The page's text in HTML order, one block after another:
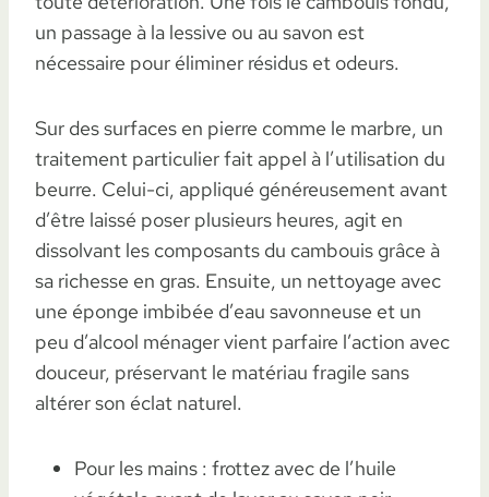
un passage à la lessive ou au savon est
nécessaire pour éliminer résidus et odeurs.
Sur des surfaces en pierre comme le marbre, un
traitement particulier fait appel à l’utilisation du
beurre. Celui-ci, appliqué généreusement avant
d’être laissé poser plusieurs heures, agit en
dissolvant les composants du cambouis grâce à
sa richesse en gras. Ensuite, un nettoyage avec
une éponge imbibée d’eau savonneuse et un
peu d’alcool ménager vient parfaire l’action avec
douceur, préservant le matériau fragile sans
altérer son éclat naturel.
Pour les mains : frottez avec de l’huile